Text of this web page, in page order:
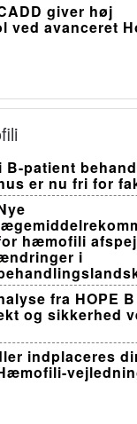
giver høj
ved avanceret
patient
er nu fri for
hæmofili
i
fra HOPE B
og sikkerhed
indplaceres